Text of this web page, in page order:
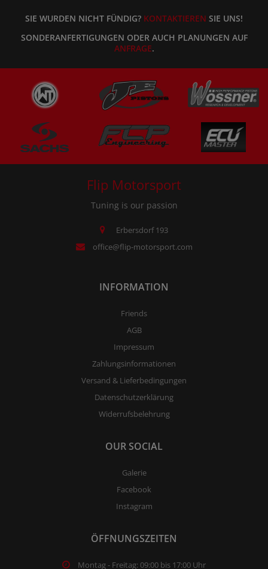
SIE WURDEN NICHT FÜNDIG? KONTAKTIEREN SIE UNS!
SONDERANFERTIGUNGEN ODER AUCH PLANUNGEN AUF
ANFRAGE.
Flip Motorsport
Tuning is our passion
Erbersdorf 193
office@flip-motorsport.com
INFORMATION
Friends
AGB
Impressum
Zahlungsinformationen
Versand & Lieferbedingungen
Datenschutzerklärung
Widerrufsbelehrung
OUR SOCIAL
Galerie
Facebook
Instagram
ÖFFNUNGSZEITEN
Montag - Freitag: 09:00 bis 17:00 Uhr